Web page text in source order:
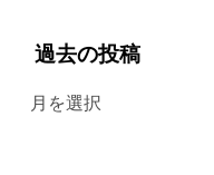
過去の投稿